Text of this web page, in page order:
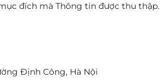
đích mà Thông tin được thu thập.
Định Công, Hà Nội